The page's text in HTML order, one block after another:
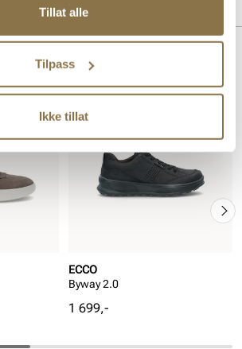
Tillat alle
Tilpass
Ikke tillat
Lignende produkter
ECCO
Byway 2.0
Pris
1 699,-